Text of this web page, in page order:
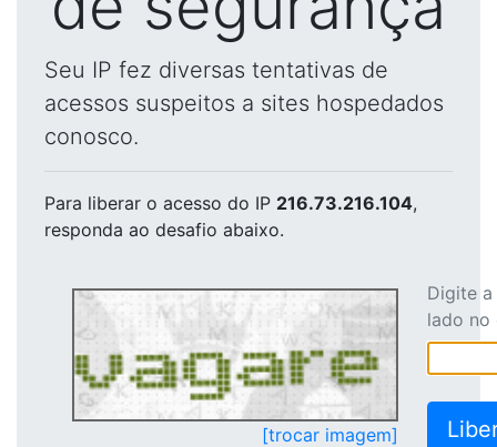
Seu IP fez diversas tentativas de
acessos suspeitos a sites hospedados
conosco.
Para liberar o acesso do IP 216.73.216.104,
responda ao desafio abaixo.
[trocar imagem]
Digite
lado no